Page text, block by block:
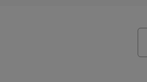
ら個別規定はその名称のいかんに関わらず、
本規約の定めが前項の個別規定の定めと矛盾